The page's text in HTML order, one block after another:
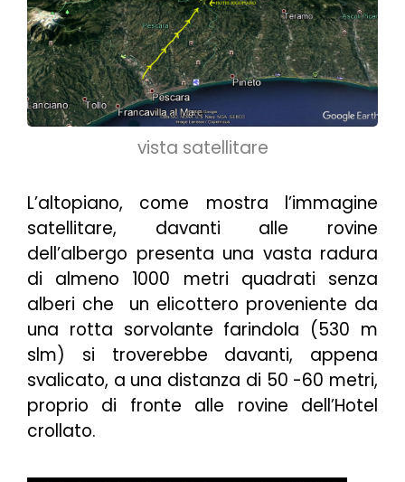
vista satellitare
L’altopiano, come mostra l’immagine
satellitare, davanti alle rovine
dell’albergo presenta una vasta radura
di almeno 1000 metri quadrati senza
alberi che un elicottero proveniente da
una rotta sorvolante farindola (530 m
slm) si troverebbe davanti, appena
svalicato, a una distanza di 50 -60 metri,
proprio di fronte alle rovine dell’Hotel
crollato.